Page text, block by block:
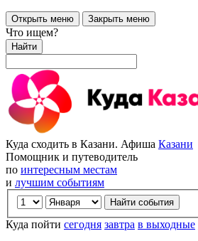
Открыть меню Закрыть меню
Что ищем?
Найти
Куда сходить в Казани. Афиша Казани
Помощник и путеводитель
по интересным местам
и лучшим событиям
Куда пойти сегодня завтра в выходные